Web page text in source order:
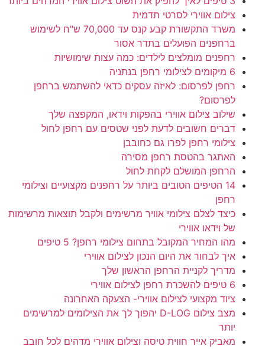
צילום אווירי לסרטי תדמית
משרד התקשורת קבע קנס עד 70,000 ש"ח לשימוש
ברחפנים הפועלים בתדר אסור
רחפנים מומלצים לילדים: כמה עצות שימושיות
6 מיקומים לצילומי רחפן בנתניה
רחפן לפרסום: לאיזה עסקים כדאי להשתמש ברחפן
לפרסום?
שילוב צילום אווירי בהפקות וידאו, המקפצה שלך
דברים חשובים לדעת לפני שטסים עם רחפן לחול
צילומי רחפן לפרו גם כחובבן
האתגר בהטסת רחפן מסירה
הרחפן המושלם לקחת לחול
14 הטיפים הטובים ביותר על רחפנים מקצועיים וצילומי
רחפן
כיצד לצלם צילומי אוויר מרשימים ולקבל תוצאות מרשימות
של וידאו אווירי
מהו המחיר המקובל בתחום צילומי רחפן? 5 טיפים
איך לבחור את היום הנכון לצילום אווירי
מדריך לקניית הרחפן הראשון שלך
6 טיפים להשכרת רחפן לצילום אווירי
ציוד מקצועי לצילום אווירי- הצעקה האחרונה
מצב צילום D-LOG יהפוך לך את הצילומים למרשימים
יותר
מאביק אייר חווית טיסה וצילום אווירי מדהים לכל חובב